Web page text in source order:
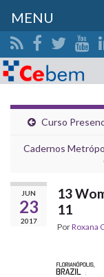
Search
Curso
Cadernos
JUN
23
2017
13
11
PorRoxana
MENU